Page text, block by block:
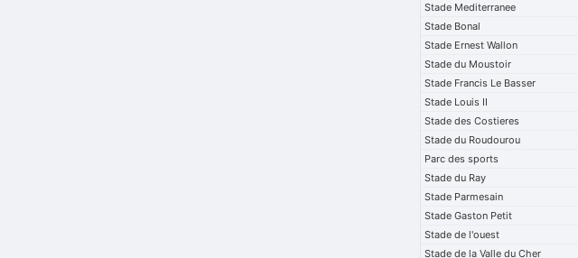
Stade Mediterranee
Stade Bonal
Stade Ernest Wallon
Stade du Moustoir
Stade Francis Le Basser
Stade Louis II
Stade des Costieres
Stade du Roudourou
Parc des sports
Stade du Ray
Stade Parmesain
Stade Gaston Petit
Stade de l'ouest
Stade de la Valle du Cher